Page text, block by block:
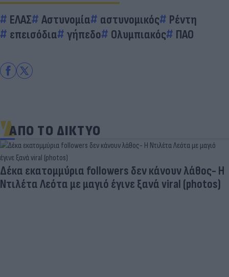
ΕΛΑΣ Αστυνομία αστυνομικός
Ρέντη
επεισόδια
γήπεδο Ολυμπιακός ΠΑΟ
ΑΠΟ ΤΟ ΔΙΚΤΥΟ
Δέκα εκατομμύρια followers δεν κάνουν λάθος- Η
Ντιλέτα Λεότα με μαγιό έγινε ξανά viral (photos)